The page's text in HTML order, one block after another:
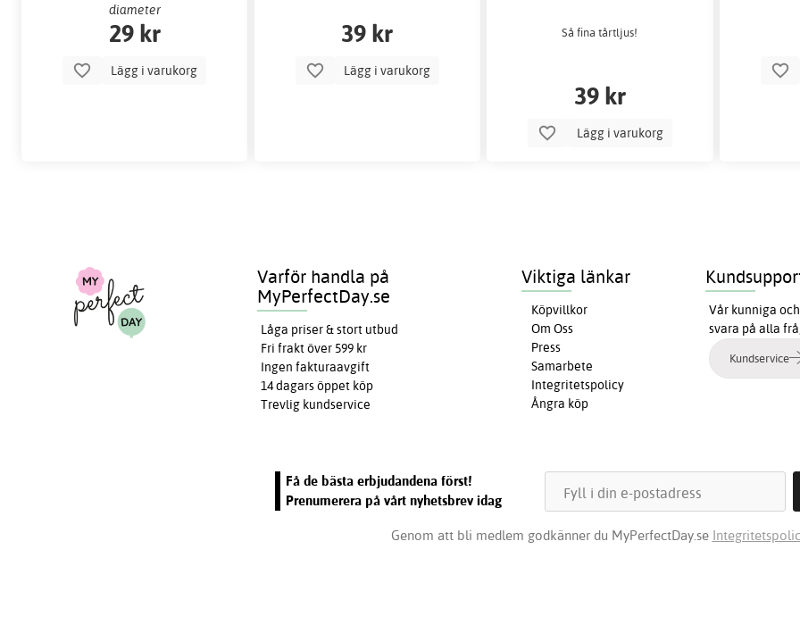
diameter
29 kr
Lägg i varukorg
39 kr
Lägg i varukorg
Så fina tårtljus!
39 kr
Lägg i varukorg
Varför handla på
MyPerfectDay.se
Låga priser & stort utbud
Fri frakt över 599 kr
Ingen fakturaavgift
14 dagars öppet köp
Trevlig kundservice
Viktiga länkar
Köpvillkor
Om Oss
Press
Samarbete
Integritetspolicy
Ångra köp
Vår kunniga
svara på alla
Kundservice
Få de bästa erbjudandena först!
Prenumerera på vårt nyhetsbrev idag
Genom att bli medlem godkänner du MyPerfectDay.se